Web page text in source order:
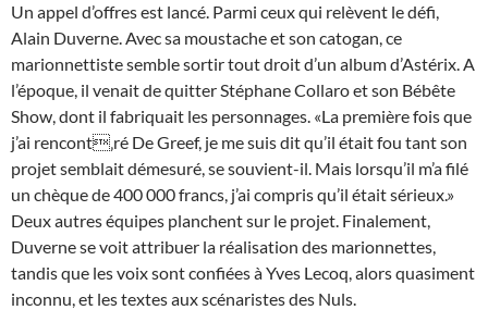
Un appel d’offres est lancé. Parmi ceux qui relèvent le défi,
Alain Duverne. Avec sa moustache et son catogan, ce
marionnettiste semble sortir tout droit d’un album d’Astérix. A
l’époque, il venait de quitter Stéphane Collaro et son Bébête
Show, dont il fabriquait les personnages. «La première fois que
j’ai rencont‚ré De Greef, je me suis dit qu’il était fou tant son
projet semblait démesuré, se souvient-il. Mais lorsqu’il m’a filé
un chèque de 400 000 francs, j’ai compris qu’il était sérieux.»
Deux autres équipes planchent sur le projet. Finalement,
Duverne se voit attribuer la réalisation des marionnettes,
tandis que les voix sont confiées à Yves Lecoq, alors quasiment
inconnu, et les textes aux scénaristes des Nuls.